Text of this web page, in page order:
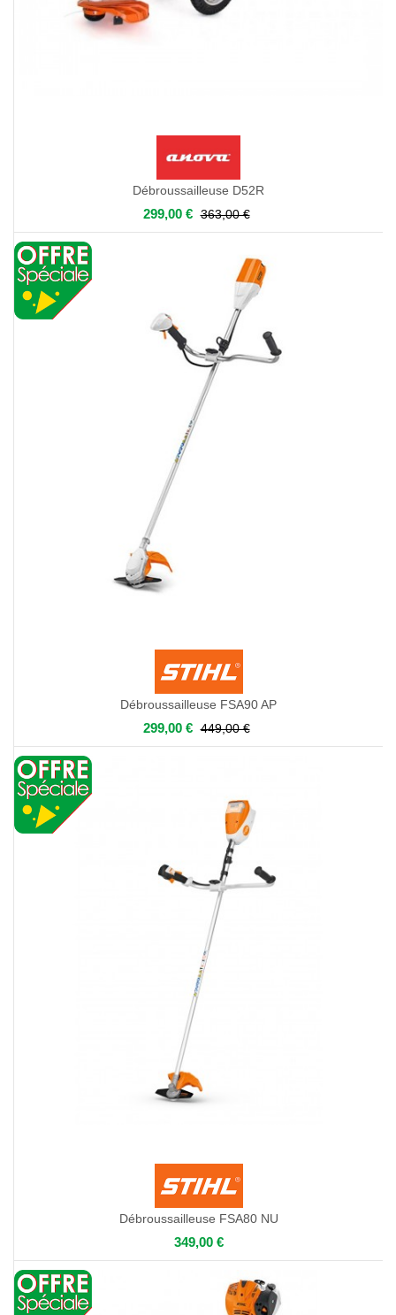
Débroussailleuse D52R
299,00 € 363,00 €
Débroussailleuse FSA90 AP
299,00 € 449,00 €
Débroussailleuse FSA80 NU
349,00 €